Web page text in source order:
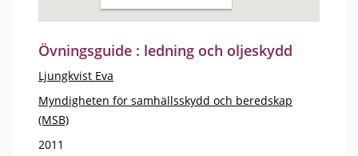
Övningsguide : ledning och oljeskydd
Ljungkvist Eva
Myndigheten för samhällsskydd och beredskap
(MSB)
2011